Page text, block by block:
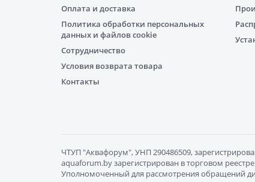
Оплата и доставка
Политика обработки персональных
данных и файлов cookie
Сотрудничество
Условия возврата товара
Контакты
ЧТУП "Aквафорум", УНП 290486509,
aquaforum.by зарегистрирован в торговом
Уполномоченный для рассмотрения обращений